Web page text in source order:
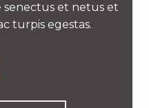
et netus et
turpis egestas.